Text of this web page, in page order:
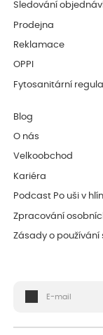
Sledování
Prodejna
Reklamace
OPPI
Fytosanitární
Blog
O nás
Velkoobchod
Kariéra
Podcast Po uši v
Zpracování
Zásady o používání